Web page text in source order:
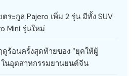
ระกูล Pajero เพิ่ม 2 รุ่น มีทั้ง SUV
Mini รุ่นใหม่
ร้อนครั้งสุดท้ายของ “ยุคให้ผู้
นอุตสาหกรรมยานยนต์จีน